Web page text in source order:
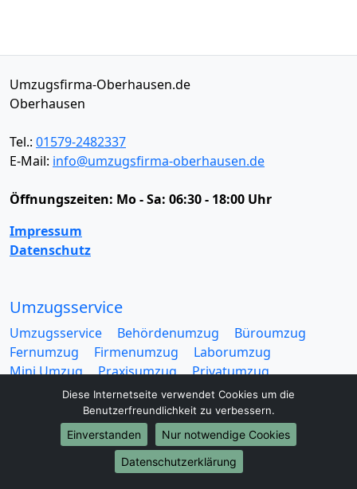
Umzugsfirma-Oberhausen.de
Oberhausen
Tel.: 01579-2482337
E-Mail: info@umzugsfirma-oberhausen.de
Öffnungszeiten: Mo - Sa: 06:30 - 18:00 Uhr
Impressum
Datenschutz
Umzugsservice
Umzugsservice Behördenumzug
Büroumzug
Fernumzug
Firmenumzug
Laborumzug
Mini Umzug
Praxisumzug
Privatumzug
Seniorenumzug
Studentenumzug
Beiladung
Entrümpelung
Halteverbotszone
Klaviertransport
Möbellift
Haushaltsauflösung
Möbeltaxi
Möbelmitfahrzentrale
Umzugskartons
Diese Internetseite verwendet Cookies um die
Benutzerfreundlichkeit zu verbessern.
Einverstanden
Nur notwendige Cookies
Datenschutzerklärung